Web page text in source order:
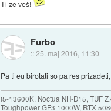
Ti že veš!
Furbo
::25. maj 2016, 11:30
Pa ti eu birotati so pa res
i5-13600K, Noctua NH-D15, TUF
Toughpower GF3 1000W, RTX